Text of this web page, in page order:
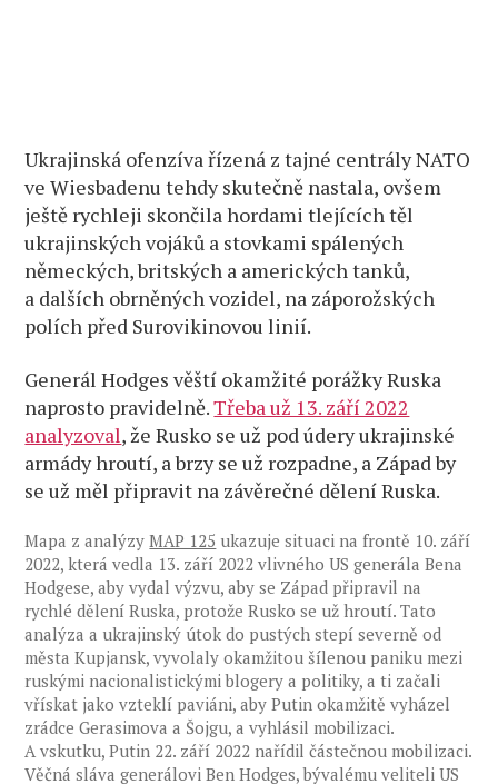
Ukrajinská ofenzíva řízená z tajné centrály NATO
ve Wiesbadenu tehdy skutečně nastala, ovšem
ještě rychleji skončila hordami tlejících těl
ukrajinských vojáků a stovkami spálených
německých, britských a amerických tanků,
a dalších obrněných vozidel, na záporožských
polích před Surovikinovou linií.
Generál Hodges věští okamžité porážky Ruska
naprosto pravidelně.Třeba už 13. září 2022
analyzoval, že Rusko se už pod údery ukrajinské
armády hroutí, a brzy se už rozpadne, a Západ by
se už měl připravit na závěrečné dělení Ruska.
Mapa z analýzyMAP 125 ukazuje situaci na frontě 10. září
2022, která vedla 13. září 2022 vlivného US generála Bena
Hodgese, aby vydal výzvu, aby se Západ připravil na
rychlé dělení Ruska, protože Rusko se už hroutí. Tato
analýza a ukrajinský útok do pustých stepí severně od
města Kupjansk, vyvolaly okamžitou šílenou paniku mezi
ruskými nacionalistickými blogery a politiky, a ti začali
vřískat jako vzteklí paviáni, aby Putin okamžitě vyházel
zrádce Gerasimova a Šojgu, a vyhlásil mobilizaci.
A vskutku, Putin 22. září 2022 nařídil částečnou mobilizaci.
Věčná sláva generálovi Ben Hodges, bývalému veliteli US